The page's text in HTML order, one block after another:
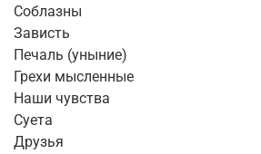
Соблазны
Зависть
Печаль (уныние)
Грехи мысленные
Наши чувства
Суета
Друзья